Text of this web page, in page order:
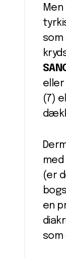
som
(7)
(er
en